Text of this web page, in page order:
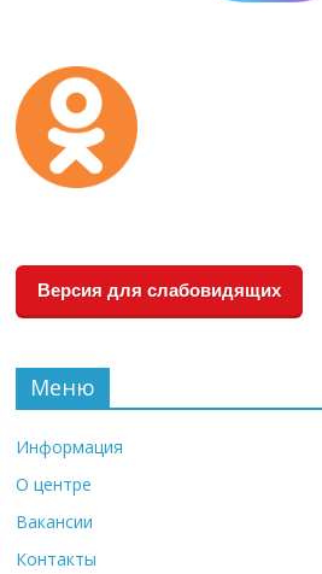
Версия для слабовидящих
Меню
Информация
О центре
Вакансии
Контакты